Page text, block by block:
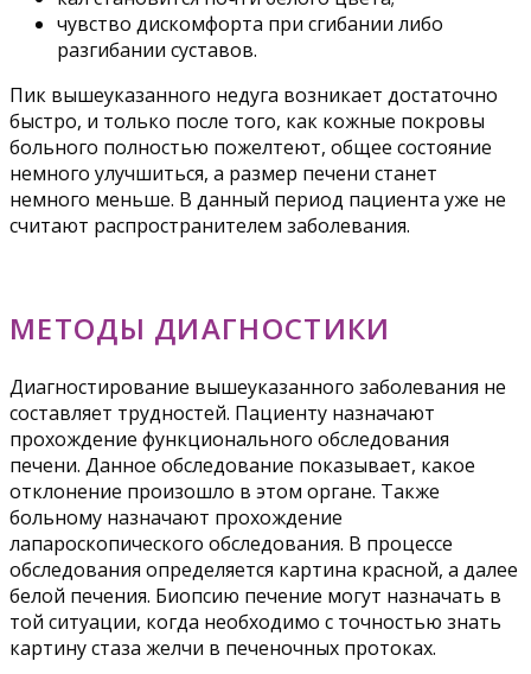
чувство дискомфорта при сгибании либо
разгибании суставов.
Пик вышеуказанного недуга возникает достаточно
быстро, и только после того, как кожные покровы
больного полностью пожелтеют, общее состояние
немного улучшиться, а размер печени станет
немного меньше. В данный период пациента уже не
считают распространителем заболевания.
МЕТОДЫ ДИАГНОСТИКИ
Диагностирование вышеуказанного заболевания не
составляет трудностей. Пациенту назначают
прохождение функционального обследования
печени. Данное обследование показывает, какое
отклонение произошло в этом органе. Также
больному назначают прохождение
лапароскопического обследования. В процессе
обследования определяется картина красной, а далее
белой печения. Биопсию печение могут назначать в
той ситуации, когда необходимо с точностью знать
картину стаза желчи в печеночных протоках.